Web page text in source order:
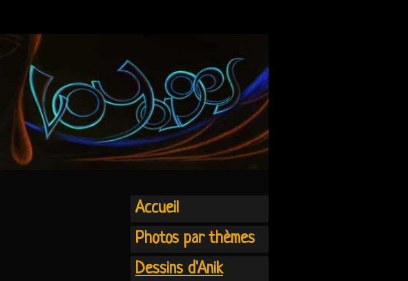
Accueil
Photos par thèmes
Dessins d'Anik